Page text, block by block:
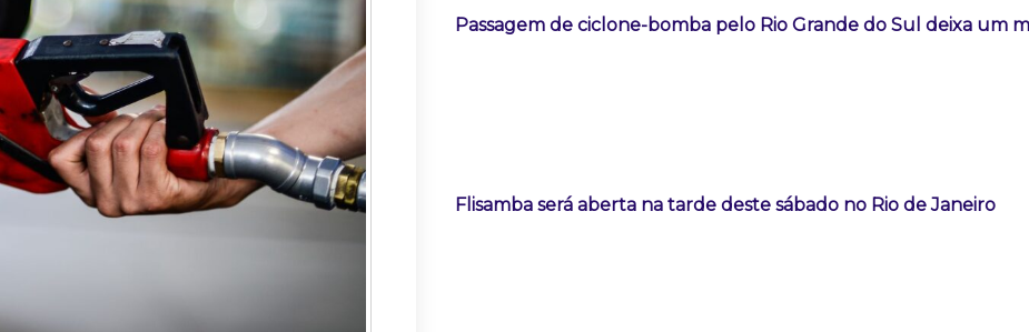
Passagem de ciclone-bomba pelo Rio Grande do Sul deixa um
Flisamba será aberta na tarde deste sábado no Rio de Janeiro